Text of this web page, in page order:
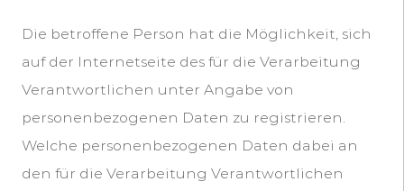
Die betroffene Person hat die Möglichkeit, sich
auf der Internetseite des für die Verarbeitung
Verantwortlichen unter Angabe von
personenbezogenen Daten zu registrieren.
Welche personenbezogenen Daten dabei an
den für die Verarbeitung Verantwortlichen